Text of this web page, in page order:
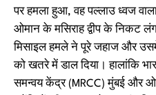
पर हमला हुआ, वह पल्लाउ ध्वज
ओमान के मसिराह द्वीप के निकट
मिसाइल हमले ने पूरे जहाज और
को खतरे में डाल दिया। हालांकि
समन्वय केंद्र (MRCC) मुंबई और